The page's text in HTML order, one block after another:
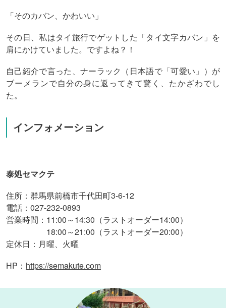
「そのカバン、かわいい」
その日、私はタイ旅行でゲットした「タイ文字カバン」を
肩にかけていました。ですよね？！
自己紹介で言った、ナーラック（日本語で「可愛い」）が
ブーメランで自分の身に返ってきて驚く、たかざわでし
た。
インフォメーション
泰処セマクテ
住所：群馬県前橋市千代田町3-6-12
電話：027-232-0893
営業時間：11:00～14:30（ラストオーダー14:00）
18:00～21:00（ラストオーダー20:00）
定休日：月曜、火曜
HP ： https://semakute.com